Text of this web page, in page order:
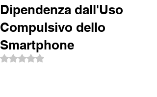
Dipendenza dall'Uso
Compulsivo dello
Smartphone
Valutazione NaN stelle su 5.